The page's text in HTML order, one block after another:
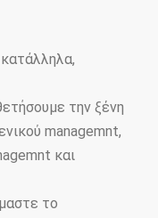
την ξένη
managemnt,
και
το